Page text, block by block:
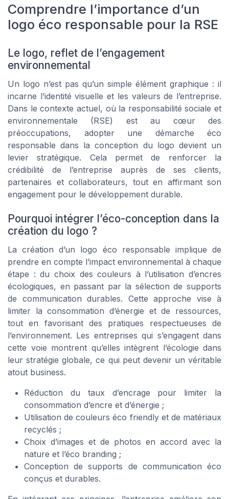
Comprendre l’importance d’un
logo éco responsable pour la RSE
Le logo, reflet de l’engagement
environnemental
Un logo n’est pas qu’un simple élément graphique : il
incarne l’identité visuelle et les valeurs de l’entreprise.
Dans le contexte actuel, où la responsabilité sociale et
environnementale (RSE) est au cœur des
préoccupations, adopter une démarche éco
responsable dans la conception du logo devient un
levier stratégique. Cela permet de renforcer la
crédibilité de l’entreprise auprès de ses clients,
partenaires et collaborateurs, tout en affirmant son
engagement pour le développement durable.
Pourquoi intégrer l’éco-conception dans la
création du logo ?
La création d’un logo éco responsable implique de
prendre en compte l’impact environnemental à chaque
étape : du choix des couleurs à l’utilisation d’encres
écologiques, en passant par la sélection de supports
de communication durables. Cette approche vise à
limiter la consommation d’énergie et de ressources,
tout en favorisant des pratiques respectueuses de
l’environnement. Les entreprises qui s’engagent dans
cette voie montrent qu’elles intègrent l’écologie dans
leur stratégie globale, ce qui peut devenir un véritable
atout business.
Réduction du taux d’encrage pour limiter la
consommation d’encre et d’énergie ;
Utilisation de couleurs éco friendly et de matériaux
recyclés ;
Choix d’images et de photos en accord avec la
nature et l’éco branding ;
Conception de supports de communication éco
conçus et durables.